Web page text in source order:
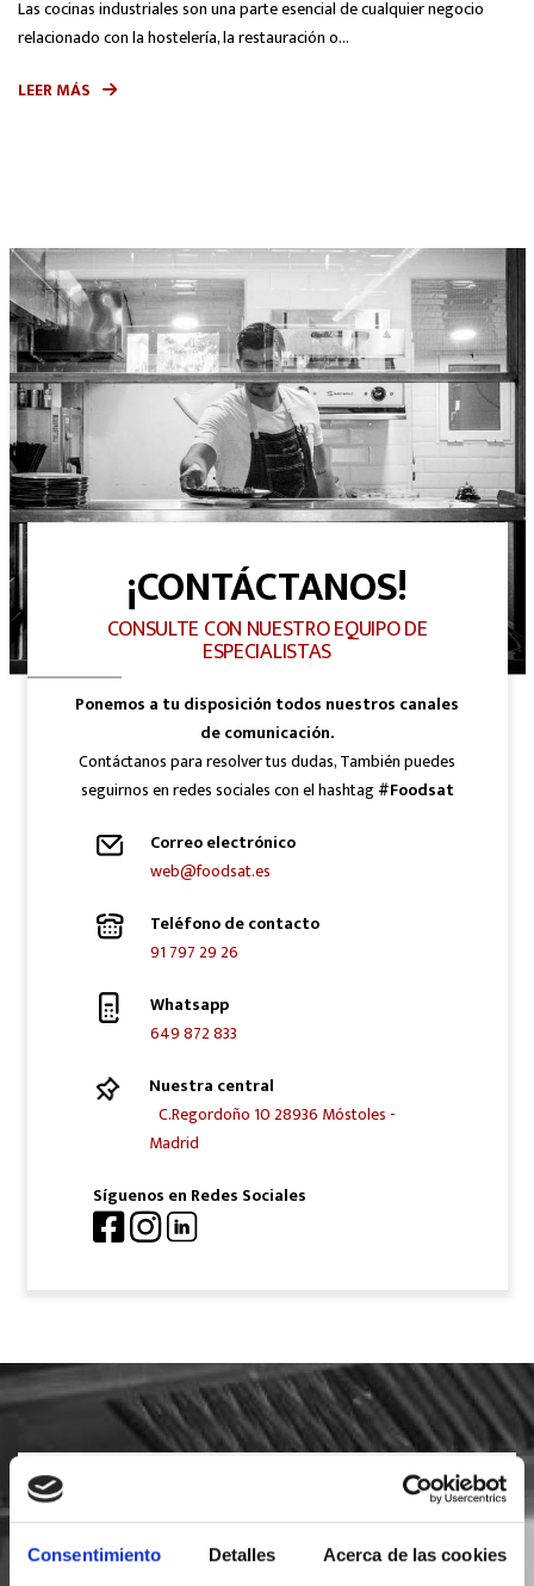
Consentimiento Detalles Acerca de las cookies
Las cocinas industriales son una parte esencial de cualquier negocio
relacionado con la hostelería, la restauración o...
LEER MÁS
¡CONTÁCTANOS!
CONSULTE CON NUESTRO EQUIPO DE
ESPECIALISTAS
Ponemos a tu disposición todos nuestros canales
de comunicación.
Contáctanos para resolver tus dudas, También puedes
seguirnos en redes sociales con el hashtag#Foodsat
Correo electrónico
web@foodsat.es
Teléfono de contacto
91 797 29 26
Whatsapp
649 872 833
Nuestra central
C.Regordoño 10 28936 Móstoles -
Madrid
Síguenos en Redes Sociales
SOLICITA INFORMACIÓN